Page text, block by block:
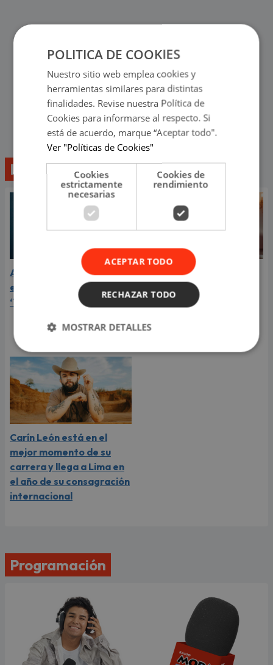
Lo último
Aria Vega conquista con
el lanzamiento de
‘Tototo (+4)’
¿Greeicy está
embarazada de su
segundo hijo? Mike Bahía
video
Carín León está en el
mejor momento de su
carrera y llega a Lima en
el año de su consagración
internacional
Programación
POLITICA DE COOKIES
Nuestro sitio web emplea cookies y
herramientas similares para distintas
finalidades. Revise nuestra Política de
Cookies para informarse al respecto. Si
está de acuerdo, marque “Aceptar todo".
Ver "Políticas de Cookies"
Cookies
estrictamente
necesarias
Cookies de
rendimiento
ACEPTAR TODO
RECHAZAR TODO
MOSTRAR DETALLES